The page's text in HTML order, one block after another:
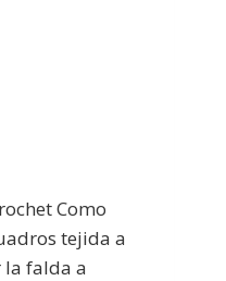
Como
tejida a
la falda a